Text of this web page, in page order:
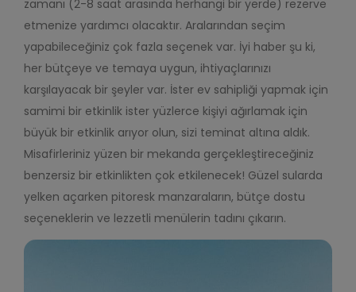
zamanı (2-8 saat arasında herhangi bir yerde) rezerve
etmenize yardımcı olacaktır. Aralarından seçim
yapabileceğiniz çok fazla seçenek var. İyi haber şu ki,
her bütçeye ve temaya uygun, ihtiyaçlarınızı
karşılayacak bir şeyler var. İster ev sahipliği yapmak için
samimi bir etkinlik ister yüzlerce kişiyi ağırlamak için
büyük bir etkinlik arıyor olun, sizi teminat altına aldık.
Misafirleriniz yüzen bir mekanda gerçekleştireceğiniz
benzersiz bir etkinlikten çok etkilenecek! Güzel sularda
yelken açarken pitoresk manzaraların, bütçe dostu
seçeneklerin ve lezzetli menülerin tadını çıkarın.